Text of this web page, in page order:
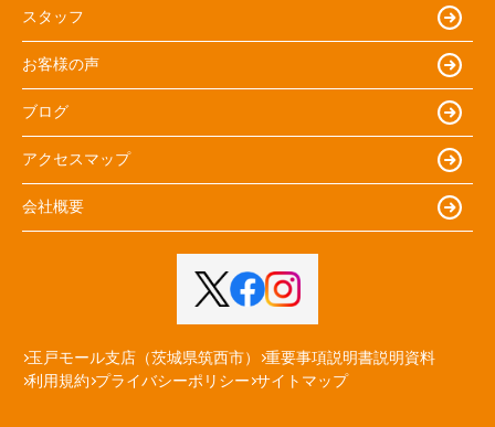
スタッフ
お客様の声
ブログ
アクセスマップ
会社概要
玉戸モール支店（茨城県筑西市）
重要事項説明書説明資料
利用規約 プライバシーポリシー サイトマップ